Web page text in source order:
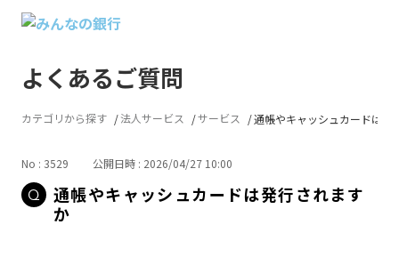
よくあるご質問
カテゴリから探す 法人サービス サービス 通帳やキャッシュカードは発
No : 3529 公開日時 : 2026/04/27 10:00
通帳やキャッシュカードは発行されます
か